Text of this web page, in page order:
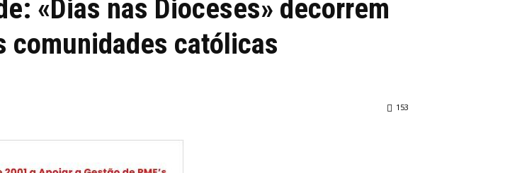
«Dias nas Dioceses» decorrem
comunidades católicas
153